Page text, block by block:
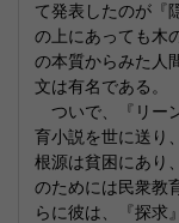
て発表したのが『
の上にあっても木
の本質からみた人
文は有名である。
ついで、『リー
育小説を世に送り
根源は貧困にあり
のためには民衆教
らに彼は、『探求